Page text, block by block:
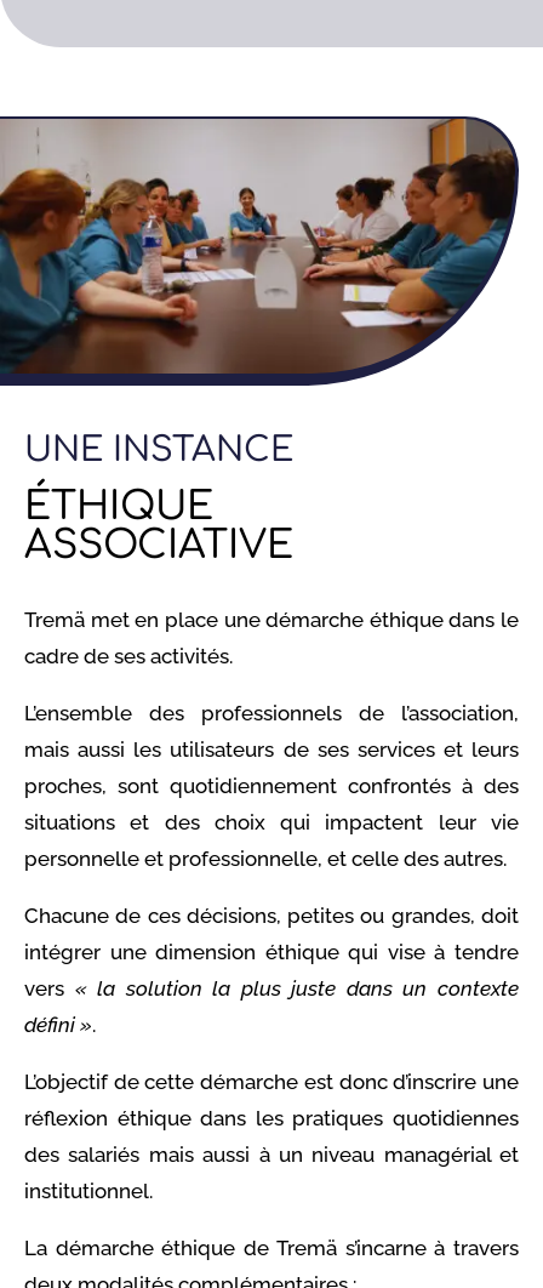
UNE INSTANCE
ÉTHIQUE
ASSOCIATIVE
Tremä met en place une démarche éthique dans le
cadre de ses activités.
L’ensemble des professionnels de l’association,
mais aussi les utilisateurs de ses services et leurs
proches, sont quotidiennement confrontés à des
situations et des choix qui impactent leur vie
personnelle et professionnelle, et celle des autres.
Chacune de ces décisions, petites ou grandes, doit
intégrer une dimension éthique qui vise à tendre
vers « la solution la plus juste dans un contexte
défini ».
L’objectif de cette démarche est donc d’inscrire une
réflexion éthique dans les pratiques quotidiennes
des salariés mais aussi à un niveau managérial et
institutionnel.
La démarche éthique de Tremä s’incarne à travers